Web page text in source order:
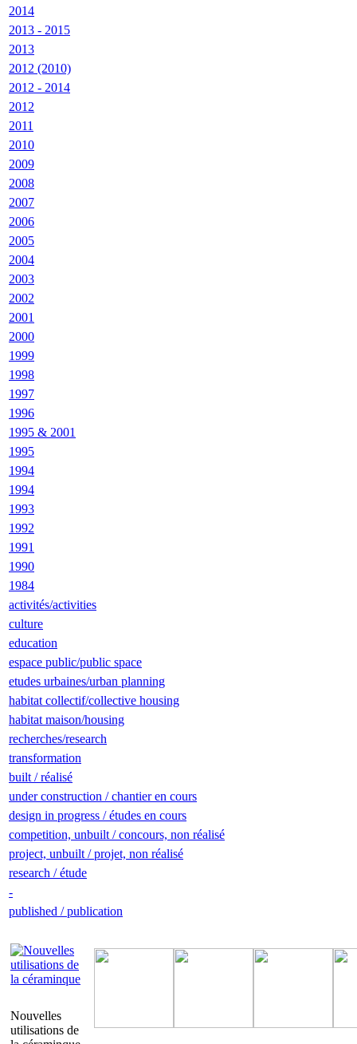
2014
2013 - 2015
2013
2012 (2010)
2012 - 2014
2012
2011
2010
2009
2008
2007
2006
2005
2004
2003
2002
2001
2000
1999
1998
1997
1996
1995 & 2001
1995
1994
1994
1993
1992
1991
1990
1984
activités/activities
culture
education
espace public/public space
etudes urbaines/urban planning
habitat collectif/collective housing
habitat maison/housing
recherches/research
transformation
built / réalisé
under construction / chantier en cours
design in progress / études en cours
competition, unbuilt / concours, non réalisé
project, unbuilt / projet, non réalisé
research / étude
-
published / publication
Nouvelles
utilisations de